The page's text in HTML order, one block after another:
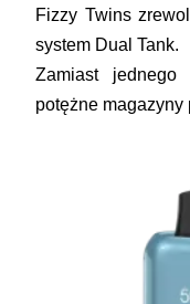
Fizzy Twins
system Dual Tank.
Zamiast jednego
potężne magazyny